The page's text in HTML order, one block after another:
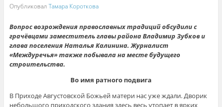
Опубликовал Тамара Короткова
Вопрос возрождения православных традиций обсудили с
грачёвцами заместитель главы района Владимир Зубков и
глава поселения Наталья Калинина. Журналист
«Междуречья» также побывала на месте будущего
строительства.
Во имя ратного подвига
В Приходе Августовской Божьей матери нас уже ждали. Дворик
небольшого приходского здания здесь весь утопает в ярких